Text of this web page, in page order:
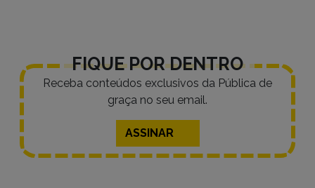
FIQUE POR DENTRO
Receba conteúdos exclusivos da Pública de
graça no seu email.
ASSINAR